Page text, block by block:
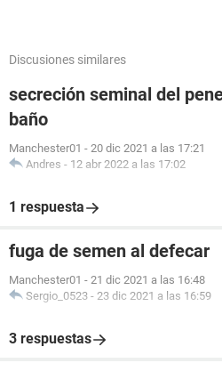
Discusiones similares
secreción seminal del
baño
Manchester01 - 20 dic 2021 a las 17:21
Andres - 12 abr 2022 a las 17:02
1 respuesta
fuga de semen al defecar
Manchester01 - 21 dic 2021 a las 16:48
Sergio_0523 - 23 dic 2021 a las 16:59
3 respuestas